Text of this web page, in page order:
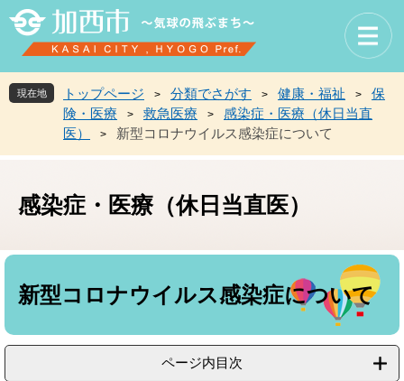
先
頭
を
飛
現在地 トップページ > 分類でさがす > 健康・福祉 >
保
険・医療
> 救急医療 >
感染症・医療（休日当直
医）
> 新型コロナウイルス感染症について
感染症・医療（休日当直医）
本
新型コロナウイルス感染症について
ページ内目次